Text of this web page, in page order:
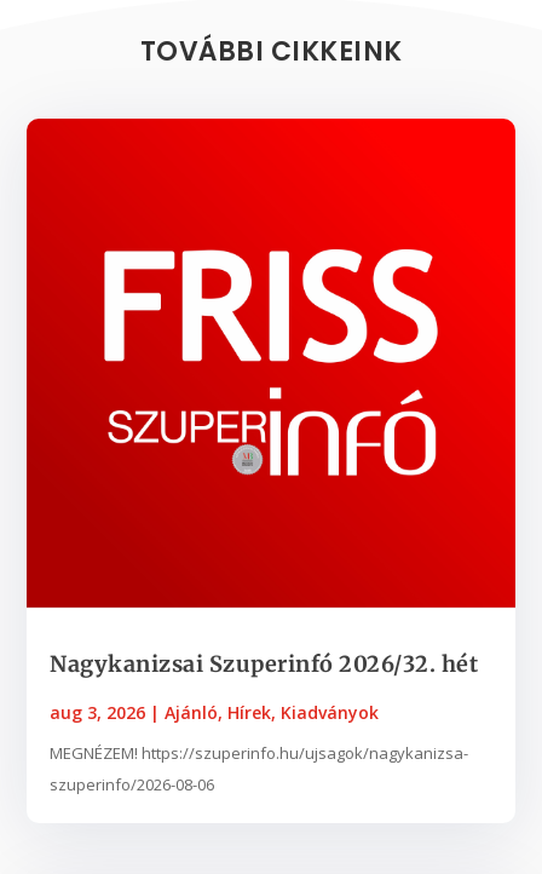
TOVÁBBI CIKKEINK
Nagykanizsai Szuperinfó 2026/32. hét
aug 3, 2026 |Ajánló, Hírek, Kiadványok
MEGNÉZEM! https://szuperinfo.hu/ujsagok/nagykanizsa-
szuperinfo/2026-08-06